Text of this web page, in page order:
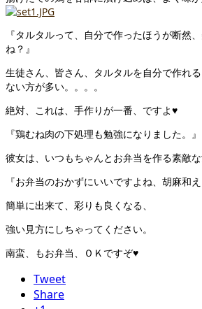
『タルタルって、自分で作ったほうが断然
ね？』
生徒さん、皆さん、タルタルを自分で作れ
ない方が多い。。。。
絶対、これは、手作りが一番、ですよ♥
『鶏むね肉の下処理も勉強になりました。』
彼女は、いつもちゃんとお弁当を作る素敵な
『お弁当のおかずにいいですよね、胡麻和え
簡単に出来て、彩りも良くなる、
強い見方にしちゃってください。
南蛮、もお弁当、ＯＫですぞ♥
Tweet
Share